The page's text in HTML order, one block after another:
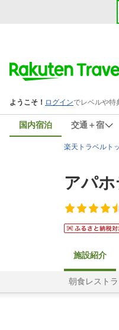
国内宿泊 交通＋宿
楽天トラベルト
アパホ
施設紹介
朝食レストラ